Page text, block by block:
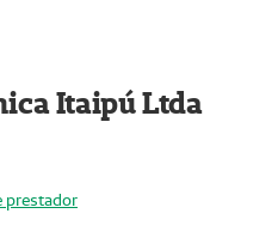
Itaipú Ltda
prestador